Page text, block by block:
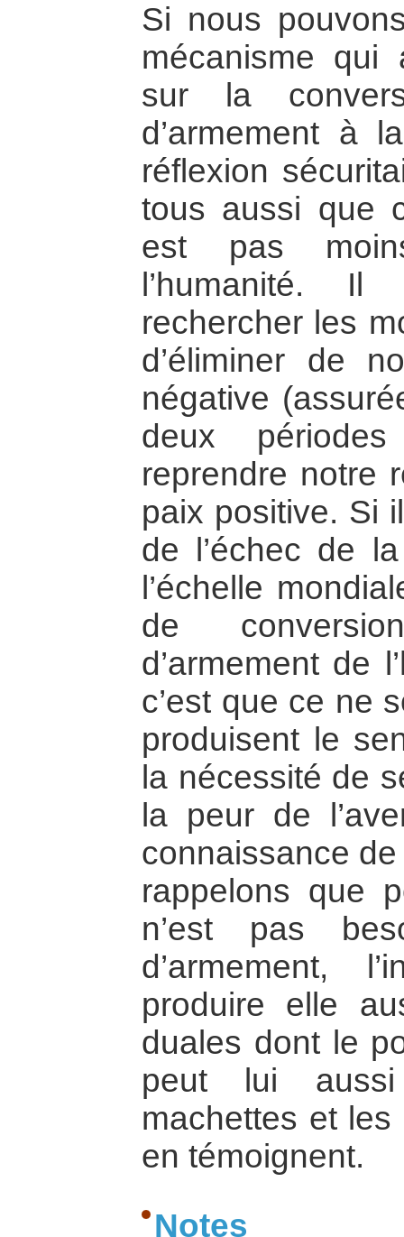
Si nous
mécanisme
sur la
d’armement à
réflexion
tous aussi que
est pas
l’humanité.
rechercher les
d’éliminer de
négative
deux
reprendre notre
paix positive. Si
de l’échec de
l’échelle
de
d’armement de
c’est que ce ne
produisent le
la nécessité de
la peur de
connaissance de
rappelons que
n’est pas
d’armement,
produire elle
duales dont le
peut lui
machettes et
en témoignent.
Notes